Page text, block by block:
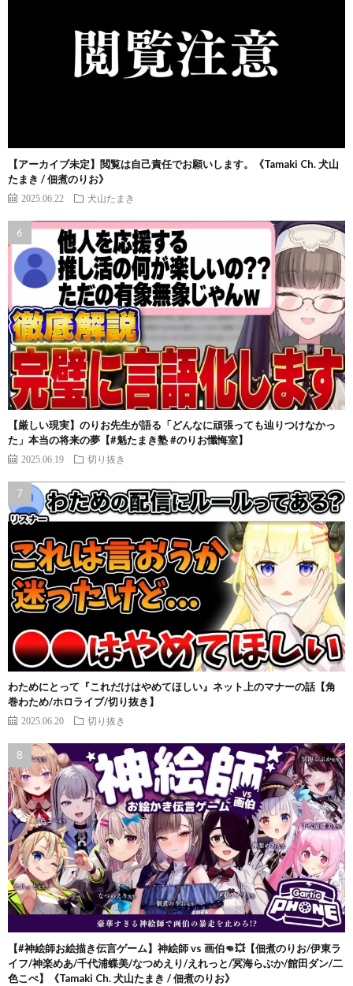
【アーカイブ未定】閲覧は自己責任でお願いします。《Tamaki Ch. 犬山
たまき / 佃煮のりお》
2025.06.22 犬山たまき
【厳しい現実】のりお先生が語る「どんなに頑張っても辿りつけなかっ
た」本当の将来の夢【#魁たまき塾 #のりお懺悔室】
2025.06.19 切り抜き
わためにとって『これだけはやめてほしい』ネット上のマナーの話【角
巻わため/ホロライブ/切り抜き】
2025.06.20 切り抜き
【#神絵師お絵描き伝言ゲーム】神絵師 vs 画伯👊💥【佃煮のりお/伊東ラ
イフ/神楽めあ/千代浦蝶美/なつめえり/えれっと/冥海らぶか/館田ダン/二
色こぺ】《Tamaki Ch. 犬山たまき / 佃煮のりお》